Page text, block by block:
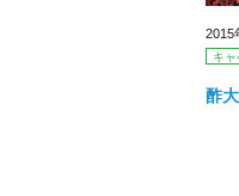
2015
キ
酢